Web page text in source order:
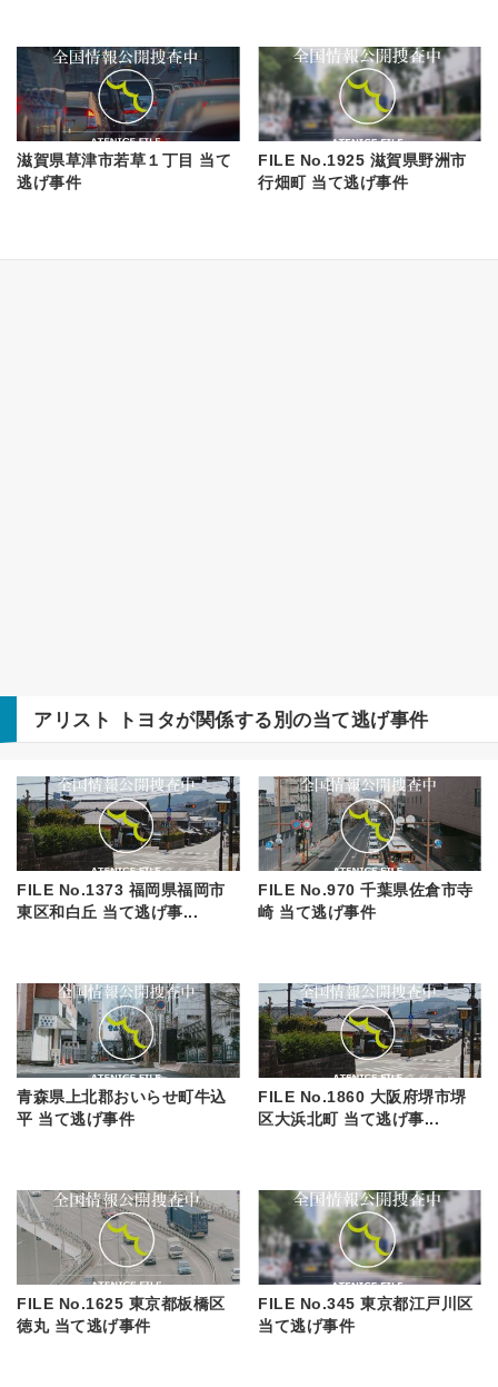
滋賀県草津市若草１丁目 当て
逃げ事件
FILE No.1925 滋賀県野洲市
行畑町 当て逃げ事件
アリスト トヨタが関係する別の当て逃げ事件
FILE No.1373 福岡県福岡市
東区和白丘 当て逃げ事...
FILE No.970 千葉県佐倉市寺
崎 当て逃げ事件
青森県上北郡おいらせ町牛込
平 当て逃げ事件
FILE No.1860 大阪府堺市堺
区大浜北町 当て逃げ事...
FILE No.1625 東京都板橋区
徳丸 当て逃げ事件
FILE No.345 東京都江戸川区
当て逃げ事件